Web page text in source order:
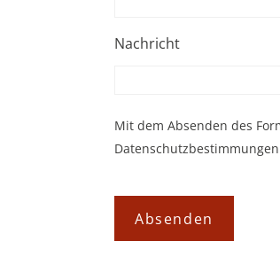
Nachricht
Mit dem Absenden des
Absenden